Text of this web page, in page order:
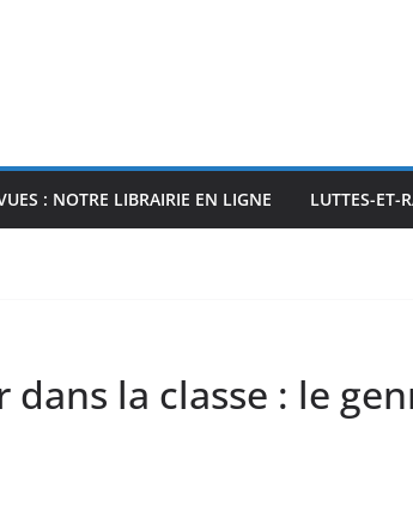
: NOTRE LIBRAIRIE EN LIGNE LUTTES-ET-
la classe : le